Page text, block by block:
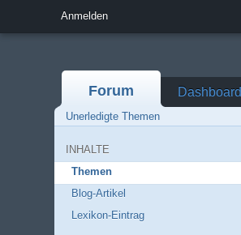
Anmelden
Forum Dashboard
Unerledigte Themen
INHALTE
Themen
Blog-Artikel
Lexikon-Eintrag